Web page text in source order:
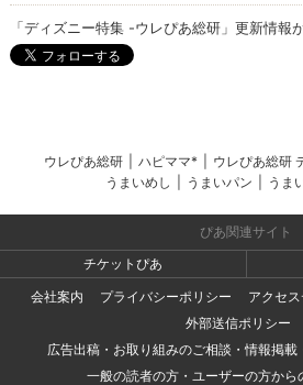
「ディズニー特集 -ウレぴあ総研」更新情報
ウレぴあ総研 ハピママ* ウレぴあ総研
うまいめし
うまいパン うま
ぴあ関連サイト
チケットぴあ
会社案内
プライバシーポリシー
アクセ
外部送信ポリシー
広告出稿・お取り組みのご相談・情報掲
一般の読者の方・ユーザーの方から